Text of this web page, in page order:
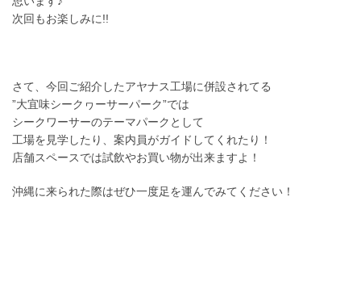
次回もお楽しみに!!
さて、今回ご紹介したアヤナス工場に併設されてる
”大宜味シークヮーサーパーク”では
シークワーサーのテーマパークとして
工場を見学したり、案内員がガイドしてくれたり！
店舗スペースでは試飲やお買い物が出来ますよ！
沖縄に来られた際はぜひ一度足を運んでみてください！